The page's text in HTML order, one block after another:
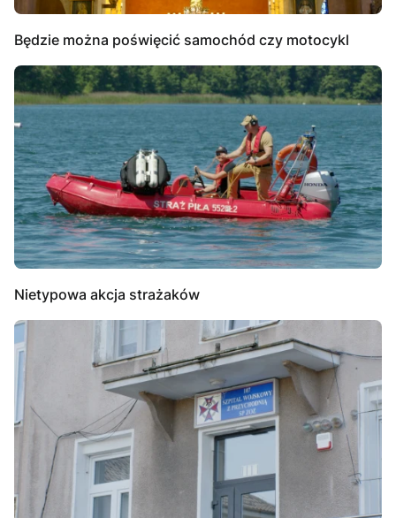
Będzie można poświęcić samochód czy motocykl
Nietypowa akcja strażaków